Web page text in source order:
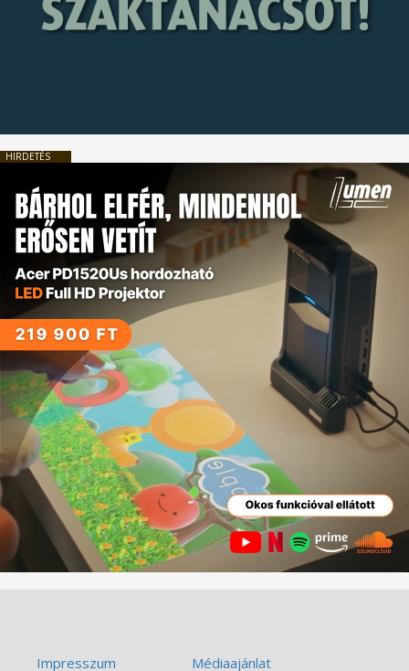
HIRDETÉS
Impresszum Médiaajánlat